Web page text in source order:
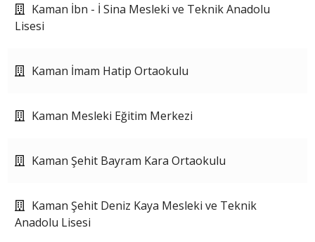
Kaman İbn - İ Sina Mesleki ve Teknik Anadolu
Lisesi
Kaman İmam Hatip Ortaokulu
Kaman Mesleki Eğitim Merkezi
Kaman Şehit Bayram Kara Ortaokulu
Kaman Şehit Deniz Kaya Mesleki ve Teknik
Anadolu Lisesi